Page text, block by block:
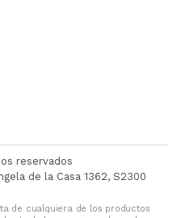
reservados
de la Casa 1362, S2300
de cualquiera de los productos